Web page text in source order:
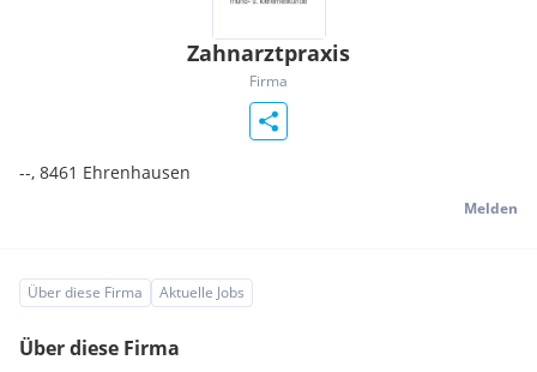
Zahnarztpraxis
Firma
--, 8461 Ehrenhausen
Melden
Über diese Firma Aktuelle Jobs
Über diese Firma